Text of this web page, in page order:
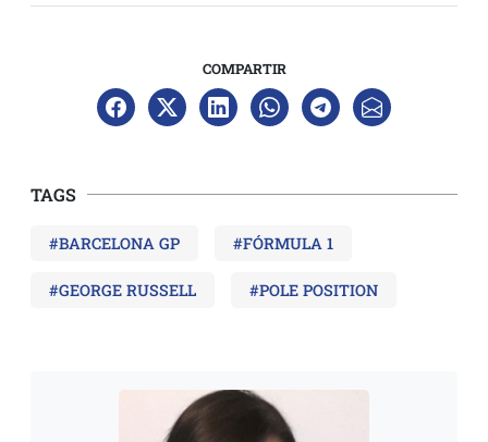
COMPARTIR
TAGS
#BARCELONA GP #FÓRMULA 1
#GEORGE RUSSELL #POLE POSITION